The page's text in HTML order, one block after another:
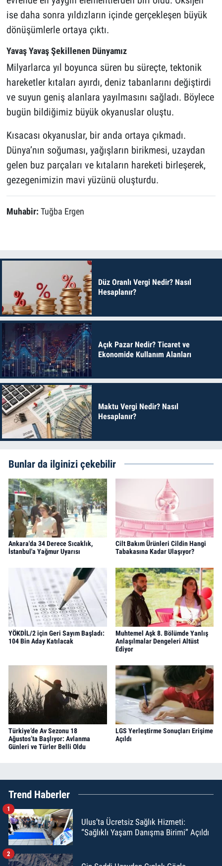
ise daha sonra yıldızların içinde gerçekleşen büyük
dönüşümlerle ortaya çıktı.
Yavaş Yavaş Şekillenen Dünyamız
Milyarlarca yıl boyunca süren bu süreçte, tektonik
hareketler kıtaları ayırdı, deniz tabanlarını değiştirdi
ve suyun geniş alanlara yayılmasını sağladı. Böylece
bugün bildiğimiz büyük okyanuslar oluştu.
Kısacası okyanuslar, bir anda ortaya çıkmadı.
Dünya’nın soğuması, yağışların birikmesi, uzaydan
gelen buz parçaları ve kıtaların hareketi birleşerek,
gezegenimizin mavi yüzünü oluşturdu.
Muhabir: Tuğba Ergen
Düz Oranlı Vergi Nedir? Nasıl
Hesaplanır?
Açık Pazar Nedir? Ticaret ve
Ekonomide Kullanım Alanları
Maktu Vergi Nedir? Nasıl
Hesaplanır?
Bunlar da ilginizi çekebilir
Ankara'da 34 Derece Sıcaklık,
İstanbul'a Yağmur Uyarısı
Cilt Bakım Ürünleri Cildin Hangi
Tabakasına Kadar Ulaşıyor?
YÖKDİL/2 için Geri Sayım Başladı:
104 Bin Aday Katılacak
Muhtemel Aşk 8. Bölümde Yanlış
Anlaşılmalar Dengeleri Altüst
Ediyor
Türkiye’de Av Sezonu 18
Ağustos’ta Başlıyor: Avlanma
Günleri ve Türler Belli Oldu
LGS Yerleştirme Sonuçları Erişime
Açıldı
Trend Haberler
Ulus’ta Ücretsiz Sağlık Hizmeti:
“Sağlıklı Yaşam Danışma Birimi” Açıldı
1
2